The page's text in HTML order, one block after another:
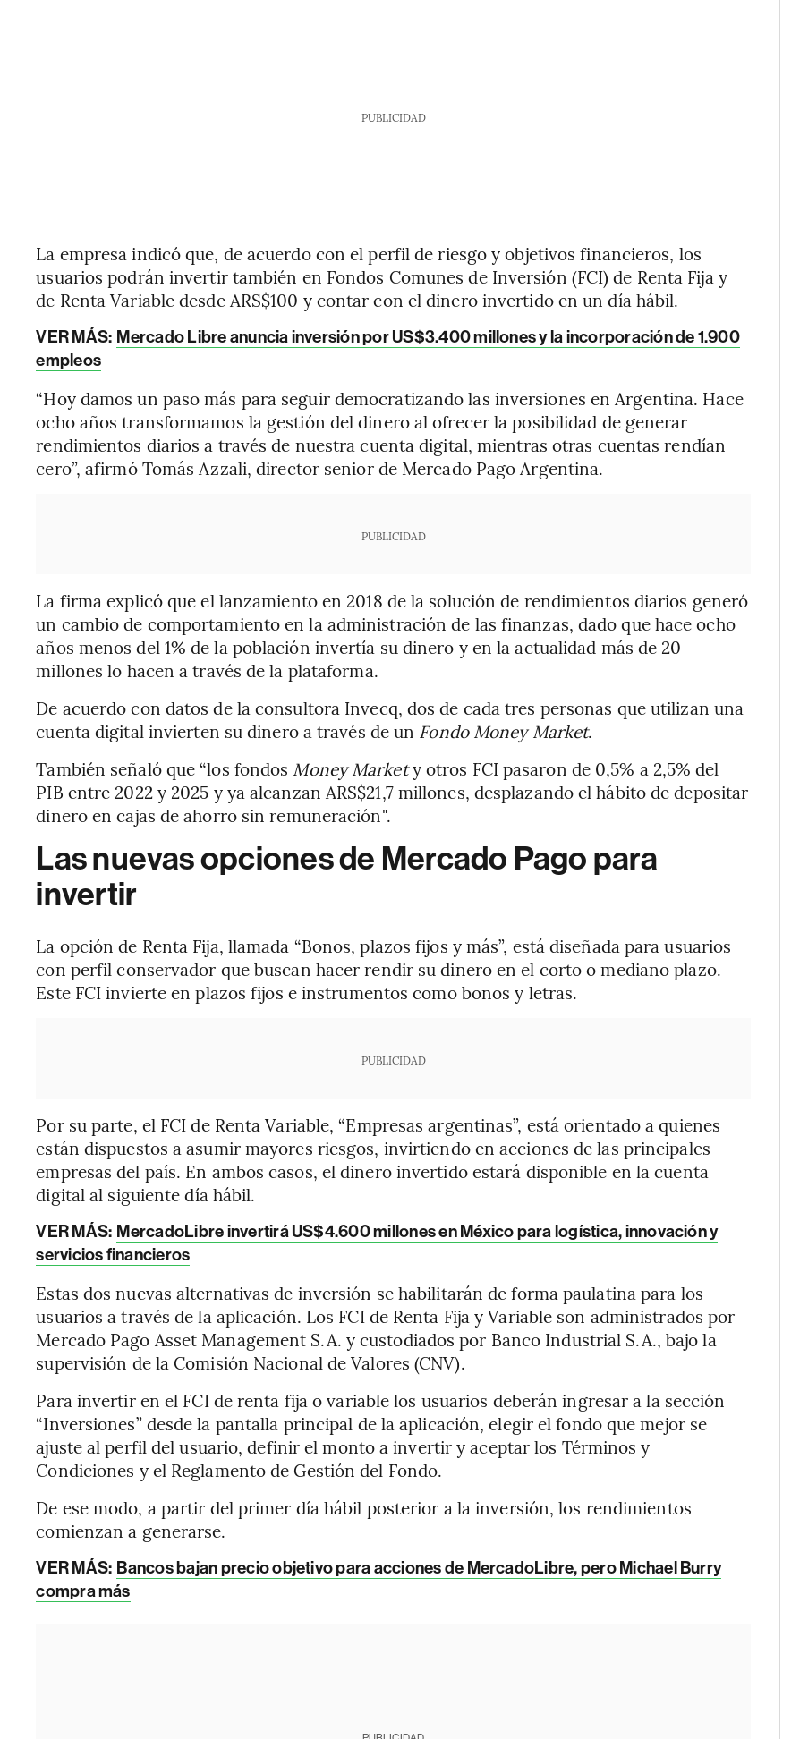
PUBLICIDAD
La empresa indicó que, de acuerdo con el perfil de riesgo y objetivos financieros, los
usuarios podrán invertir también en Fondos Comunes de Inversión (FCI) de Renta Fija y
de Renta Variable desde ARS$100 y contar con el dinero invertido en un día hábil.
VER MÁS: Mercado Libre anuncia inversión por US$3.400 millones y la incorporación de 1.900
empleos
“Hoy damos un paso más para seguir democratizando las inversiones en Argentina. Hace
ocho años transformamos la gestión del dinero al ofrecer la posibilidad de generar
rendimientos diarios a través de nuestra cuenta digital, mientras otras cuentas rendían
cero”, afirmó Tomás Azzali, director senior de Mercado Pago Argentina.
PUBLICIDAD
La firma explicó que el lanzamiento en 2018 de la solución de rendimientos diarios generó
un cambio de comportamiento en la administración de las finanzas, dado que hace ocho
años menos del 1% de la población invertía su dinero y en la actualidad más de 20
millones lo hacen a través de la plataforma.
De acuerdo con datos de la consultora Invecq, dos de cada tres personas que utilizan una
cuenta digital invierten su dinero a través de un Fondo Money Market.
También señaló que “los fondos Money Markety otros FCI pasaron de 0,5% a 2,5% del
PIB entre 2022 y 2025 y ya alcanzan ARS$21,7 millones, desplazando el hábito de depositar
dinero en cajas de ahorro sin remuneración".
Las nuevas opciones de Mercado Pago para
invertir
La opción de Renta Fija, llamada “Bonos, plazos fijos y más”, está diseñada para usuarios
con perfil conservador que buscan hacer rendir su dinero en el corto o mediano plazo.
Este FCI invierte en plazos fijos e instrumentos como bonos y letras.
PUBLICIDAD
Por su parte, el FCI de Renta Variable, “Empresas argentinas”, está orientado a quienes
están dispuestos a asumir mayores riesgos, invirtiendo en acciones de las principales
empresas del país. En ambos casos, el dinero invertido estará disponible en la cuenta
digital al siguiente día hábil.
VER MÁS: MercadoLibre invertirá US$4.600 millones en México para logística, innovación y
servicios financieros
Estas dos nuevas alternativas de inversión se habilitarán de forma paulatina para los
usuarios a través de la aplicación. Los FCI de Renta Fija y Variable son administrados por
Mercado Pago Asset Management S.A. y custodiados por Banco Industrial S.A., bajo la
supervisión de la Comisión Nacional de Valores (CNV).
Para invertir en el FCI de renta fija o variable los usuarios deberán ingresar a la sección
“Inversiones” desde la pantalla principal de la aplicación, elegir el fondo que mejor se
ajuste al perfil del usuario, definir el monto a invertir y aceptar los Términos y
Condiciones y el Reglamento de Gestión del Fondo.
De ese modo, a partir del primer día hábil posterior a la inversión, los rendimientos
comienzan a generarse.
VER MÁS: Bancos bajan precio objetivo para acciones de MercadoLibre, pero Michael Burry
compra más